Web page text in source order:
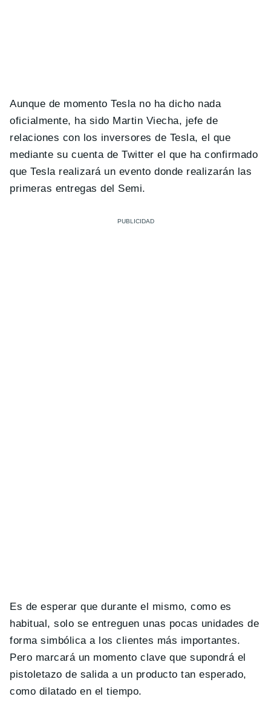
Aunque de momento Tesla no ha dicho nada
oficialmente, ha sido Martin Viecha, jefe de
relaciones con los inversores de Tesla, el que
mediante su cuenta de Twitter el que ha confirmado
que Tesla realizará un evento donde realizarán las
primeras entregas del Semi.
Es de esperar que durante el mismo, como es
habitual, solo se entreguen unas pocas unidades de
forma simbólica a los clientes más importantes.
Pero marcará un momento clave que supondrá el
pistoletazo de salida a un producto tan esperado,
como dilatado en el tiempo.